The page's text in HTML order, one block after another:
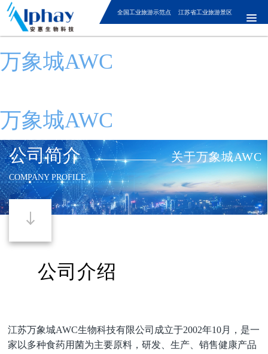
万象城AWC
万象城AWC
全国工业旅游示范点 江苏省工业旅游景区
公司简介
COMPANY PROFILE
关于万象城AWC
公司介绍
江苏万象城AWC生物科技有限公司成立于2002年10月，是一
家以多种食药用菌为主要原料，研发、生产、销售健康产品